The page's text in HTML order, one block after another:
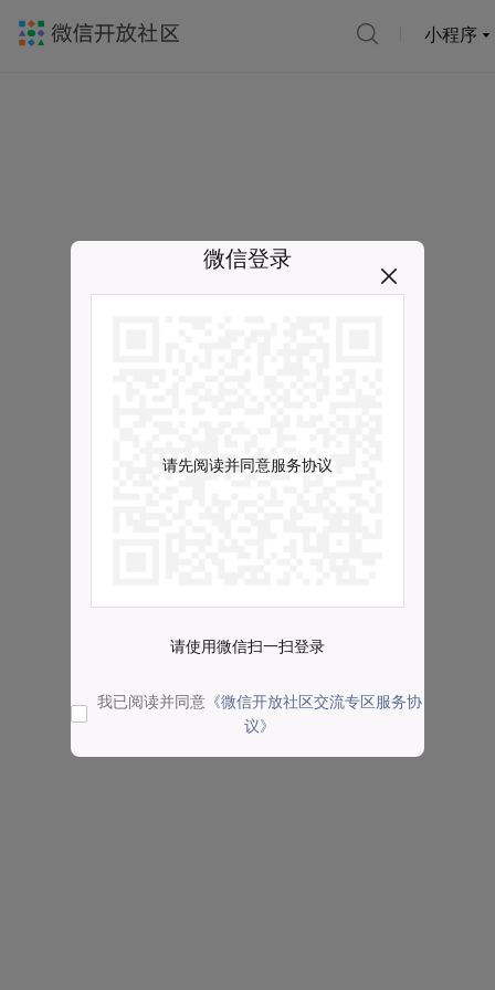
小程序
微信登录
请先阅读并同意服务协议
请使用微信扫一扫登录
我已阅读并同意 《微信开放社区交流专区服务协
议》